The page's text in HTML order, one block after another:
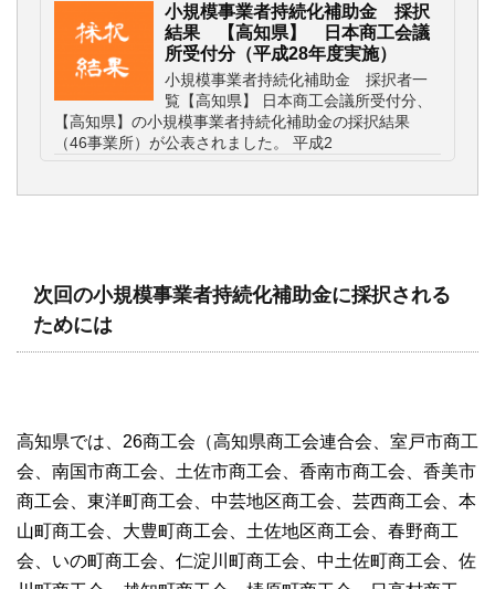
小規模事業者持続化補助金 採択
結果 【高知県】 日本商工会議
所受付分（平成28年度実施）
小規模事業者持続化補助金 採択者一
覧【高知県】 日本商工会議所受付分、
【高知県】の小規模事業者持続化補助金の採択結果
（46事業所）が公表されました。 平成2
次回の小規模事業者持続化補助金に採択される
ためには
高知県では、26商工会（高知県商工会連合会、室戸市商工
会、南国市商工会、土佐市商工会、香南市商工会、香美市
商工会、東洋町商工会、中芸地区商工会、芸西商工会、本
山町商工会、大豊町商工会、土佐地区商工会、春野商工
会、いの町商工会、仁淀川町商工会、中土佐町商工会、佐